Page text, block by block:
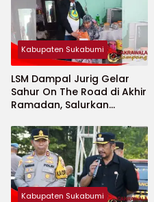
Kabupaten Sukabumi
LSM Dampal Jurig Gelar
Sahur On The Road di Akhir
Ramadan, Salurkan
Jompo dan Anak Yatim
Kabupaten Sukabumi